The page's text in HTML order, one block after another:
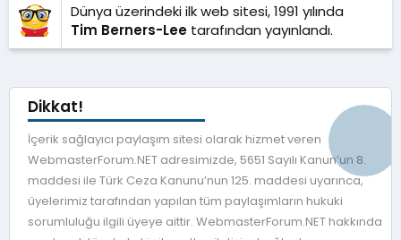
Dünya üzerindeki ilk web sitesi, 1991 yılında
Tim Berners-Lee tarafından yayınlandı.
Dikkat!
İçerik sağlayıcı paylaşım sitesi olarak hizmet veren
WebmasterForum.NET adresimizde, 5651 Sayılı Kanun’un 8.
maddesi ile Türk Ceza Kanunu’nun 125. maddesi uyarınca,
üyelerimiz tarafından yapılan tüm paylaşımların hukuki
sorumluluğu ilgili üyeye aittir. WebmasterForum.NET hakkında